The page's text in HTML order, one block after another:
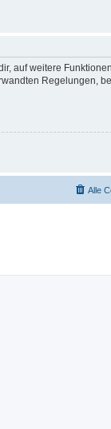
auf weitere
Regelungen,
Alle